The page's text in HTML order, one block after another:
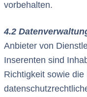
vorbehalten.
4.2
Anbieter von
Inserenten sind
Richtigkeit sowie